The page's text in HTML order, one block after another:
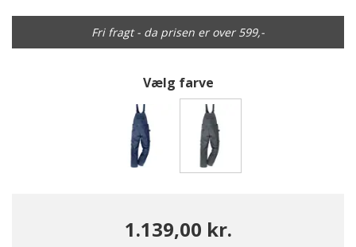
Fri fragt - da prisen er over 599,-
Vælg farve
1.139,00 kr.